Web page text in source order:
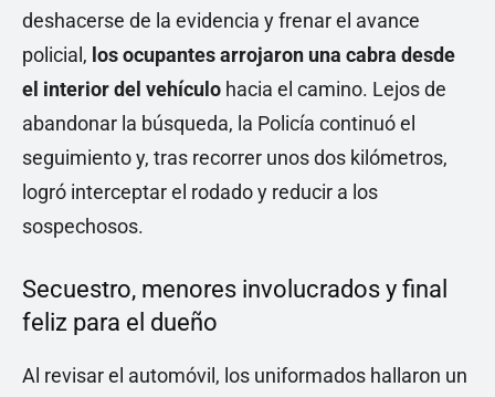
deshacerse de la evidencia y frenar el avance
policial, los ocupantes arrojaron una cabra desde
el interior del vehículo hacia el camino. Lejos de
abandonar la búsqueda, la Policía continuó el
seguimiento y, tras recorrer unos dos kilómetros,
logró interceptar el rodado y reducir a los
sospechosos.
Secuestro, menores involucrados y final
feliz para el dueño
Al revisar el automóvil, los uniformados hallaron un